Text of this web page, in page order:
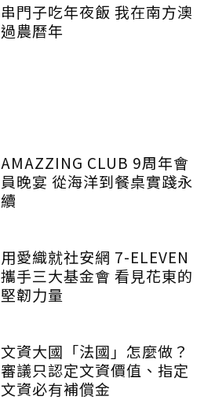
串門子吃年夜飯 我在南方澳
過農曆年
AMAZZING CLUB 9周年會
員晚宴 從海洋到餐桌實踐永
續
用愛織就社安網 7-ELEVEN
攜手三大基金會 看見花東的
堅韌力量
文資大國「法國」怎麼做？
審議只認定文資價值、指定
文資必有補償金